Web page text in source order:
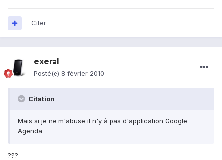
Citer
exeral
Posté(e) 8 février 2010
Citation
Mais si je ne m'abuse il n'y à pas d'application Google
Agenda
???